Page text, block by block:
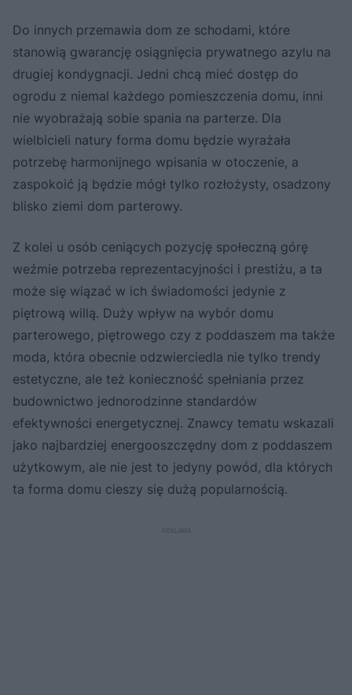
Do innych przemawia dom ze schodami, które
stanowią gwarancję osiągnięcia prywatnego azylu na
drugiej kondygnacji. Jedni chcą mieć dostęp do
ogrodu z niemal każdego pomieszczenia domu, inni
nie wyobrażają sobie spania na parterze. Dla
wielbicieli natury forma domu będzie wyrażała
potrzebę harmonijnego wpisania w otoczenie, a
zaspokoić ją będzie mógł tylko rozłożysty, osadzony
blisko ziemi dom parterowy.
Z kolei u osób ceniących pozycję społeczną górę
weźmie potrzeba reprezentacyjności i prestiżu, a ta
może się wiązać w ich świadomości jedynie z
piętrową willą. Duży wpływ na wybór domu
parterowego, piętrowego czy z poddaszem ma także
moda, która obecnie odzwierciedla nie tylko trendy
estetyczne, ale też konieczność spełniania przez
budownictwo jednorodzinne standardów
efektywności energetycznej. Znawcy tematu wskazali
jako najbardziej energooszczędny dom z poddaszem
użytkowym, ale nie jest to jedyny powód, dla których
ta forma domu cieszy się dużą popularnością.